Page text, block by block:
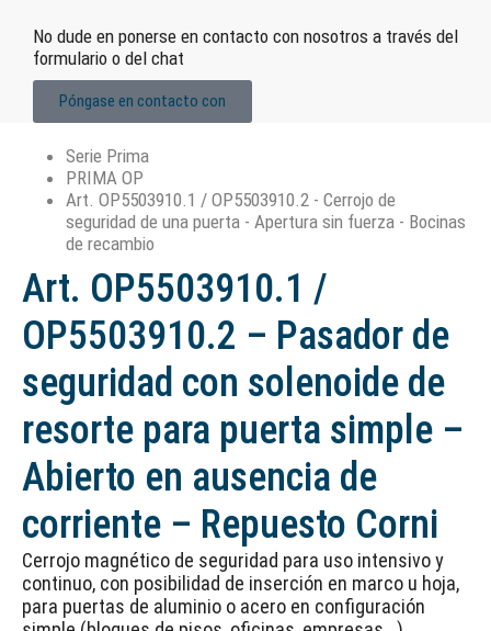
No dude en ponerse en contacto con nosotros a través del
formulario o del chat
Póngase en contacto con
Serie Prima
PRIMA OP
Art. OP5503910.1 / OP5503910.2 - Cerrojo de
seguridad de una puerta - Apertura sin fuerza - Bocinas
de recambio
Art. OP5503910.1 /
OP5503910.2 – Pasador de
seguridad con solenoide de
resorte para puerta simple –
Abierto en ausencia de
corriente – Repuesto Corni
Cerrojo magnético de seguridad para uso intensivo y
continuo, con posibilidad de inserción en marco u hoja,
para puertas de aluminio o acero en configuración